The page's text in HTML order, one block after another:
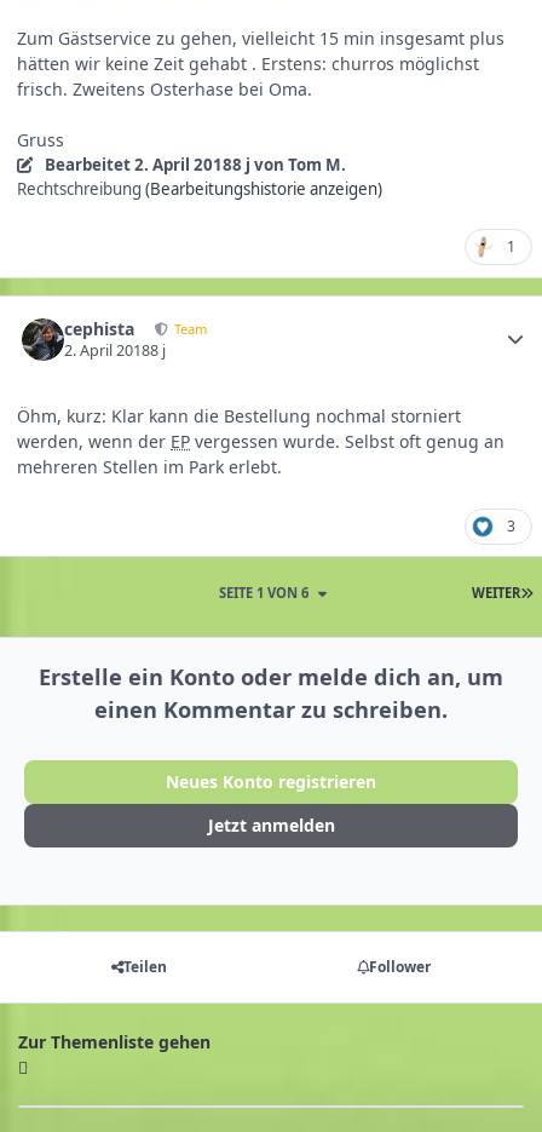
Zum Gästservice zu gehen, vielleicht 15 min insgesamt plus
hätten wir keine Zeit gehabt . Erstens: churros möglichst
frisch. Zweitens Osterhase bei Oma.
Gruss
Bearbeitet2. April 20188 j von Tom M.
Rechtschreibung (Bearbeitungshistorie anzeigen)
1
cephista Team
2. April 20188 j
Öhm, kurz: Klar kann die Bestellung nochmal storniert
werden, wenn der EP vergessen wurde. Selbst oft genug an
mehreren Stellen im Park erlebt.
3
WEITER
SEITE 1 VON 6
Erstelle ein Konto oder melde dich an, um
einen Kommentar zu schreiben.
Neues Konto registrieren
Jetzt anmelden
Teilen Follower
Zur Themenliste gehen